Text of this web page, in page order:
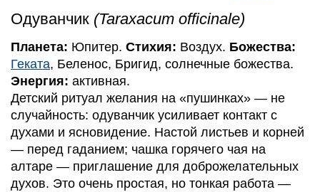
Одуванчик (Taraxacum officinale)
Планета: Юпитер. Стихия: Воздух. Божества:
Геката, Беленос, Бригид, солнечные божества.
Энергия: активная.
Детский ритуал желания на «пушинках» — не
случайность: одуванчик усиливает контакт с
духами и ясновидение. Настой листьев и корней
— перед гаданием; чашка горячего чая на
алтаре — приглашение для доброжелательных
духов. Это очень простая, но тонкая работа —